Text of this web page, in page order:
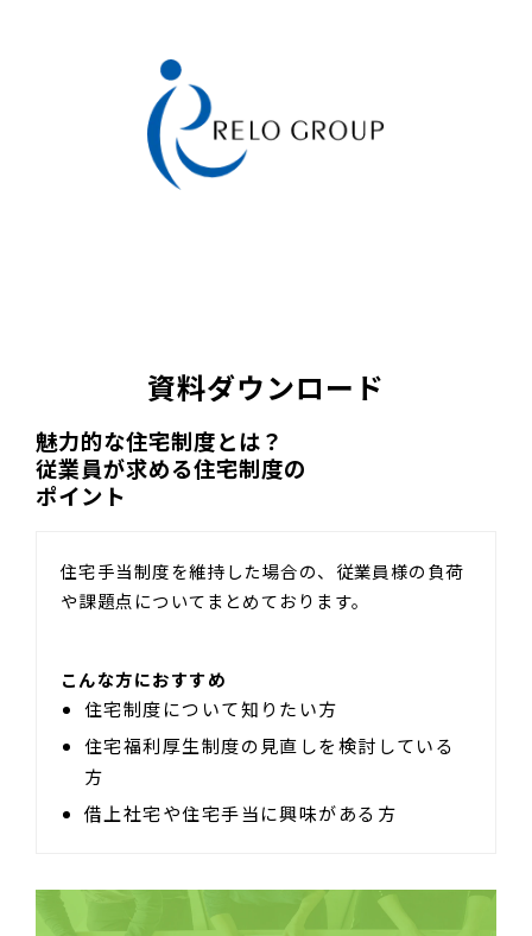
資料ダウンロード
魅力的な住宅制度とは？
従業員が求める住宅制度の
ポイント
住宅手当制度を維持した場合の、従業員様の負荷
や課題点についてまとめております。
こんな方におすすめ
住宅制度について知りたい方
住宅福利厚生制度の見直しを検討している
方
借上社宅や住宅手当に興味がある方